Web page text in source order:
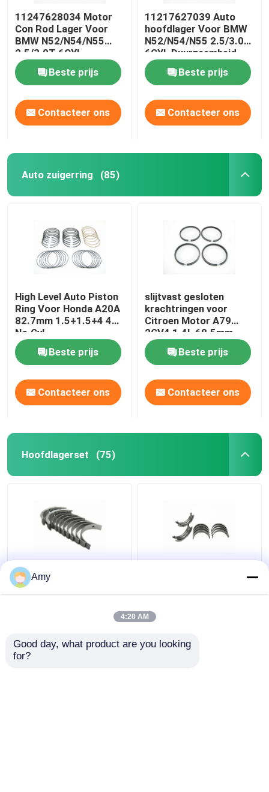
11247628034 Motor
Con Rod Lager Voor
BMW N52/N54/N55
2.5/3.0T 6CYL
slijtagebestendige
Beste prijs
Contacteer ons
11217627039 Auto
hoofdlager Voor BMW
N52/N54/N55 2.5/3.0T
6CYL Duurzaamheid
Beste prijs
Contacteer ons
Auto zuigerring (85)
High Level Auto Piston
Ring Voor Honda A20A
82.7mm 1.5+1.5+4 4
No.Cyl
Beste prijs
Contacteer ons
slijtvast gesloten
krachtringen voor
Citroen Motor A79
2CV4 1.4L 68.5mm
1.75+2+4
Beste prijs
Contacteer ons
Hoofdlagerset (75)
Voor HILLMAN motor
hoofdlagerset 20-
75221632 High Duty
Amy
4:20 AM
Good day, what product are you looking
for?